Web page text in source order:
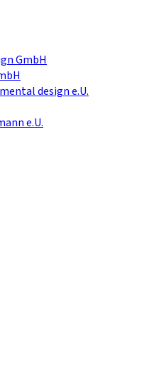
GmbH
design e.U.
e.U.